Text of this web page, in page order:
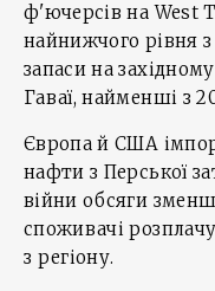
ф'ючерсів на West
найнижчого рівня
запаси на
Гаваї, найменші з
Європа й США
нафти з Перської
війни обсяги
споживачі
з регіону.